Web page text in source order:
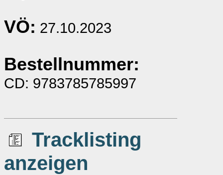
VÖ: 27.10.2023
Bestellnummer:
CD: 9783785785997
Tracklisting
anzeigen